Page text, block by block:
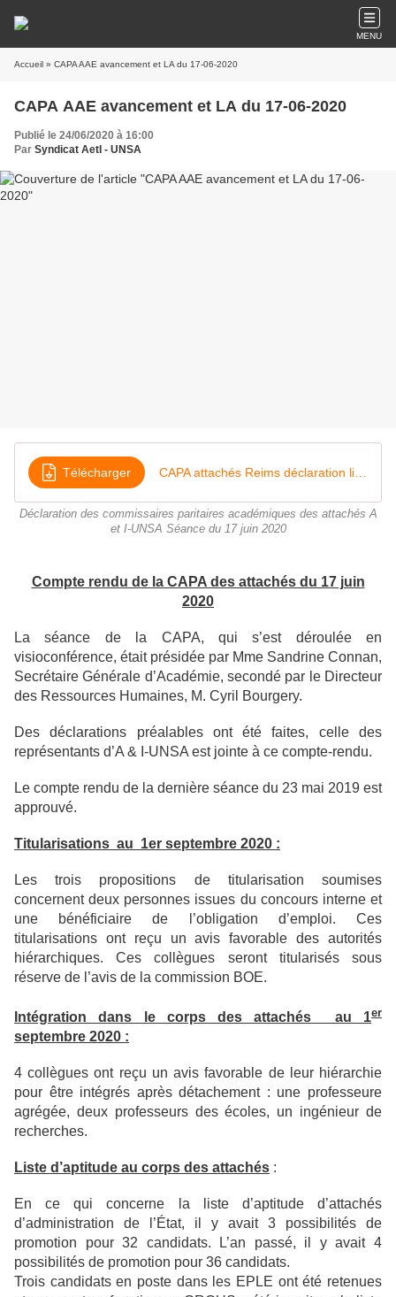
MENU
Accueil » CAPA AAE avancement et LA du 17-06-2020
CAPA AAE avancement et LA du 17-06-2020
Publié le 24/06/2020 à 16:00
Par Syndicat AetI - UNSA
Télécharger
Déclaration des commissaires paritaires académiques des attachés A
et I-UNSA Séance du 17 juin 2020
Compte rendu de la CAPA des attachés du 17 juin
2020
La séance de la CAPA, qui s’est déroulée en
visioconférence, était présidée par Mme Sandrine Connan,
Secrétaire Générale d’Académie, secondé par le Directeur
des Ressources Humaines, M. Cyril Bourgery.
Des déclarations préalables ont été faites, celle des
représentants d’A & I-UNSA est jointe à ce compte-rendu.
Le compte rendu de la dernière séance du 23 mai 2019 est
approuvé.
Titularisations au 1er septembre 2020 :
Les trois propositions de titularisation soumises
concernent deux personnes issues du concours interne et
une bénéficiaire de l’obligation d’emploi. Ces
titularisations ont reçu un avis favorable des autorités
hiérarchiques. Ces collègues seront titularisés sous
réserve de l’avis de la commission BOE.
Intégration dans le corps des attachés au 1er
septembre 2020 :
4 collègues ont reçu un avis favorable de leur hiérarchie
pour être intégrés après détachement : une professeure
agrégée, deux professeurs des écoles, un ingénieur de
recherches.
Liste d’aptitude au corps des attachés :
En ce qui concerne la liste d’aptitude d’attachés
d’administration de l’État, il y avait 3 possibilités de
promotion pour 32 candidats. L’an passé, il y avait 4
possibilités de promotion pour 36 candidats.
Trois candidats en poste dans les EPLE ont été retenues